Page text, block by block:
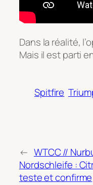
Dans la réalité,
Mais il est parti
Spitfire
← WTCC //
Nordschleife :
teste et confirme